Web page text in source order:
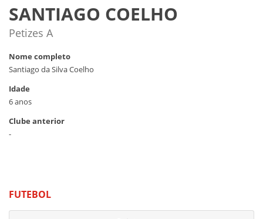
SANTIAGO COELHO
Petizes A
Nome completo
Santiago da Silva Coelho
Idade
6 anos
Clube anterior
-
FUTEBOL